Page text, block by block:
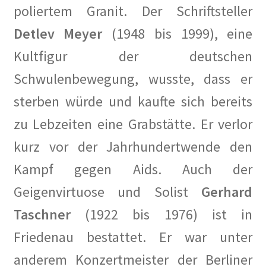
poliertem Granit. Der Schriftsteller
Detlev Meyer(1948 bis 1999), eine
Kultfigur der deutschen
Schwulenbewegung, wusste, dass er
sterben würde und kaufte sich bereits
zu Lebzeiten eine Grabstätte. Er verlor
kurz vor der Jahrhundertwende den
Kampf gegen Aids. Auch der
Geigenvirtuose und Solist Gerhard
Taschner(1922 bis 1976) ist in
Friedenau bestattet. Er war unter
anderem Konzertmeister der Berliner